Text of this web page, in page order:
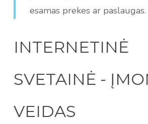
esamas prekes ar paslaugas.
INTERNETINĖ
SVETAINĖ -
VEIDAS